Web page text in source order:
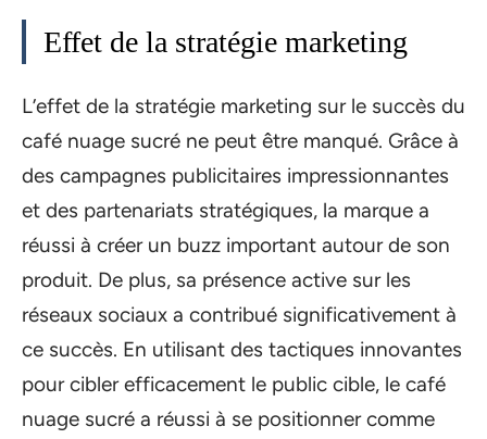
Effet de la stratégie marketing
L’effet de la stratégie marketing sur le succès du
café nuage sucré ne peut être manqué. Grâce à
des campagnes publicitaires impressionnantes
et des partenariats stratégiques, la marque a
réussi à créer un buzz important autour de son
produit. De plus, sa présence active sur les
réseaux sociaux a contribué significativement à
ce succès. En utilisant des tactiques innovantes
pour cibler efficacement le public cible, le café
nuage sucré a réussi à se positionner comme